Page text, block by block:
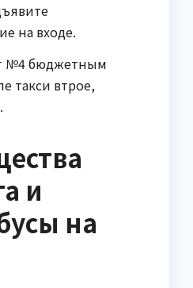
на входе.
№4 бюджетным
такси втрое,
и
на